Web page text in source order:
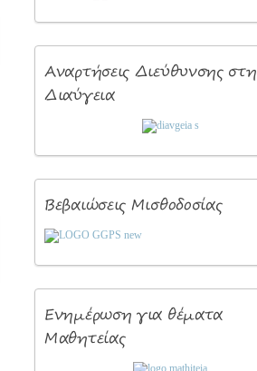
Αναρτήσεις Διεύθυνσης στη
Διαύγεια
Βεβαιώσεις Μισθοδοσίας
Ενημέρωση για θέματα
Μαθητείας